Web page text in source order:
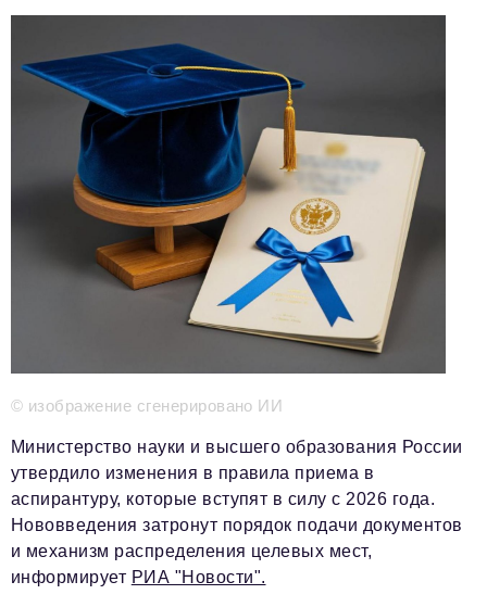
Телефон редакции:+7 495 727-01-67
Электронные почты редакции:
Информационный отдел
info@business-magazine.online
Отдел рекламы
reklama@business-magazine.online
Отдел распространения/редакционная подписка
podpiska@business-magazine.online
Отдел по работе с партнерами
partner@business-magazine.online
© изображение сгенерировано ИИ
Министерство науки и высшего образования России
утвердило изменения в правила приема в
аспирантуру, которые вступят в силу с 2026 года.
Нововведения затронут порядок подачи документов
и механизм распределения целевых мест,
информирует РИА "Новости".